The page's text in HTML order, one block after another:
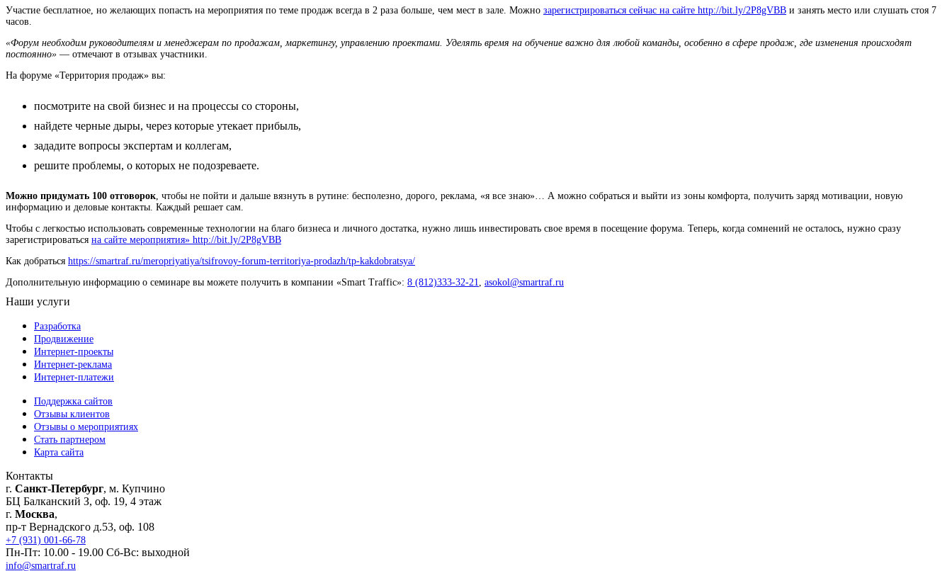
Участие бесплатное, но желающих попасть на мероприятия по теме продаж всегда в 2 раза больше, чем мест в зале. Можно зарегистрироваться сейчас на сайте http://bit.ly/2P8gVBB и занять место или слушать стоя 7
часов.
«Форум необходим руководителям и менеджерам по продажам, маркетингу, управлению проектами. Уделять время на обучение важно для любой команды, особенно в сфере продаж, где изменения происходят
постоянно» — отмечают в отзывах участники.
На форуме «Территория продаж» вы:
посмотрите на свой бизнес и на процессы со стороны,
найдете черные дыры, через которые утекает прибыль,
зададите вопросы экспертам и коллегам,
решите проблемы, о которых не подозреваете.
Можно придумать 100 отговорок , чтобы не пойти и дальше вязнуть в рутине: бесполезно, дорого, реклама, «я все знаю»… А можно собраться и выйти из зоны комфорта, получить заряд мотивации, новую
информацию и деловые контакты. Каждый решает сам.
Чтобы с легкостью использовать современные технологии на благо бизнеса и личного достатка, нужно лишь инвестировать свое время в посещение форума. Теперь, когда сомнений не осталось, нужно сразу
зарегистрироваться на сайте мероприятия» http://bit.ly/2P8gVBB
Как добраться https://smartraf.ru/meropriyatiya/tsifrovoy-forum-territoriya-prodazh/tp-kakdobratsya/
Дополнительную информацию о семинаре вы можете получить в компании «Smart Traffic»: 8 (812)333-32-21 asokol@smartraf.ru
Наши услуги
Разработка
Продвижение
Интернет-проекты
Интернет-реклама
Интернет-платежи
Поддержка сайтов
Отзывы клиентов
Отзывы о мероприятиях
Стать партнером
Карта сайта
Контакты
г. Санкт-Петербург, м. Купчино
БЦ Балканский З, оф. 19, 4 этаж
г. Москва,
пр-т Вернадского д.53, оф. 108
+7 (931) 001-66-78
Пн-Пт: 10.00 - 19.00 Сб-Вс: выходной
info@smartraf.ru